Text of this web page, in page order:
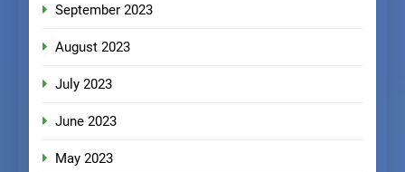
September 2023
August 2023
July 2023
June 2023
May 2023